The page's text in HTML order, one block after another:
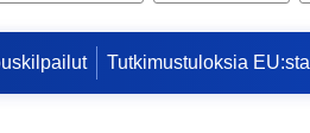
Tutkimustuloksia EU:sta